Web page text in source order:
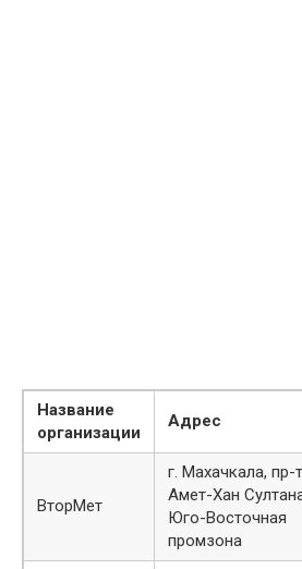
Название
организации
Адрес
ВторМет
г. Махачкала, пр-
Амет-Хан
Юго-Восточная
промзона